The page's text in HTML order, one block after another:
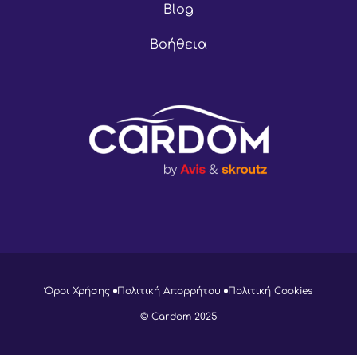
Blog
Βοήθεια
Όροι Χρήσης Πολιτική Απορρήτου Πολιτική Cookies
© Cardom 2025